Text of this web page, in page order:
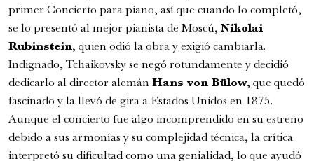
Romeo y Julieta | 2026
28 de agosto de 2026
viernes
primer Concierto para piano, así que cuando lo completó,
se lo presentó al mejor pianista de Moscú, Nikolai
Rubinstein, quien odió la obra y exigió cambiarla.
Indignado, Tchaikovsky se negó rotundamente y decidió
dedicarlo al director alemán Hans von Bülow, que quedó
fascinado y la llevó de gira a Estados Unidos en 1875.
Aunque el concierto fue algo incomprendido en su estreno
debido a sus armonías y su complejidad técnica, la crítica
interpretó su dificultad como una genialidad, lo que ayudó